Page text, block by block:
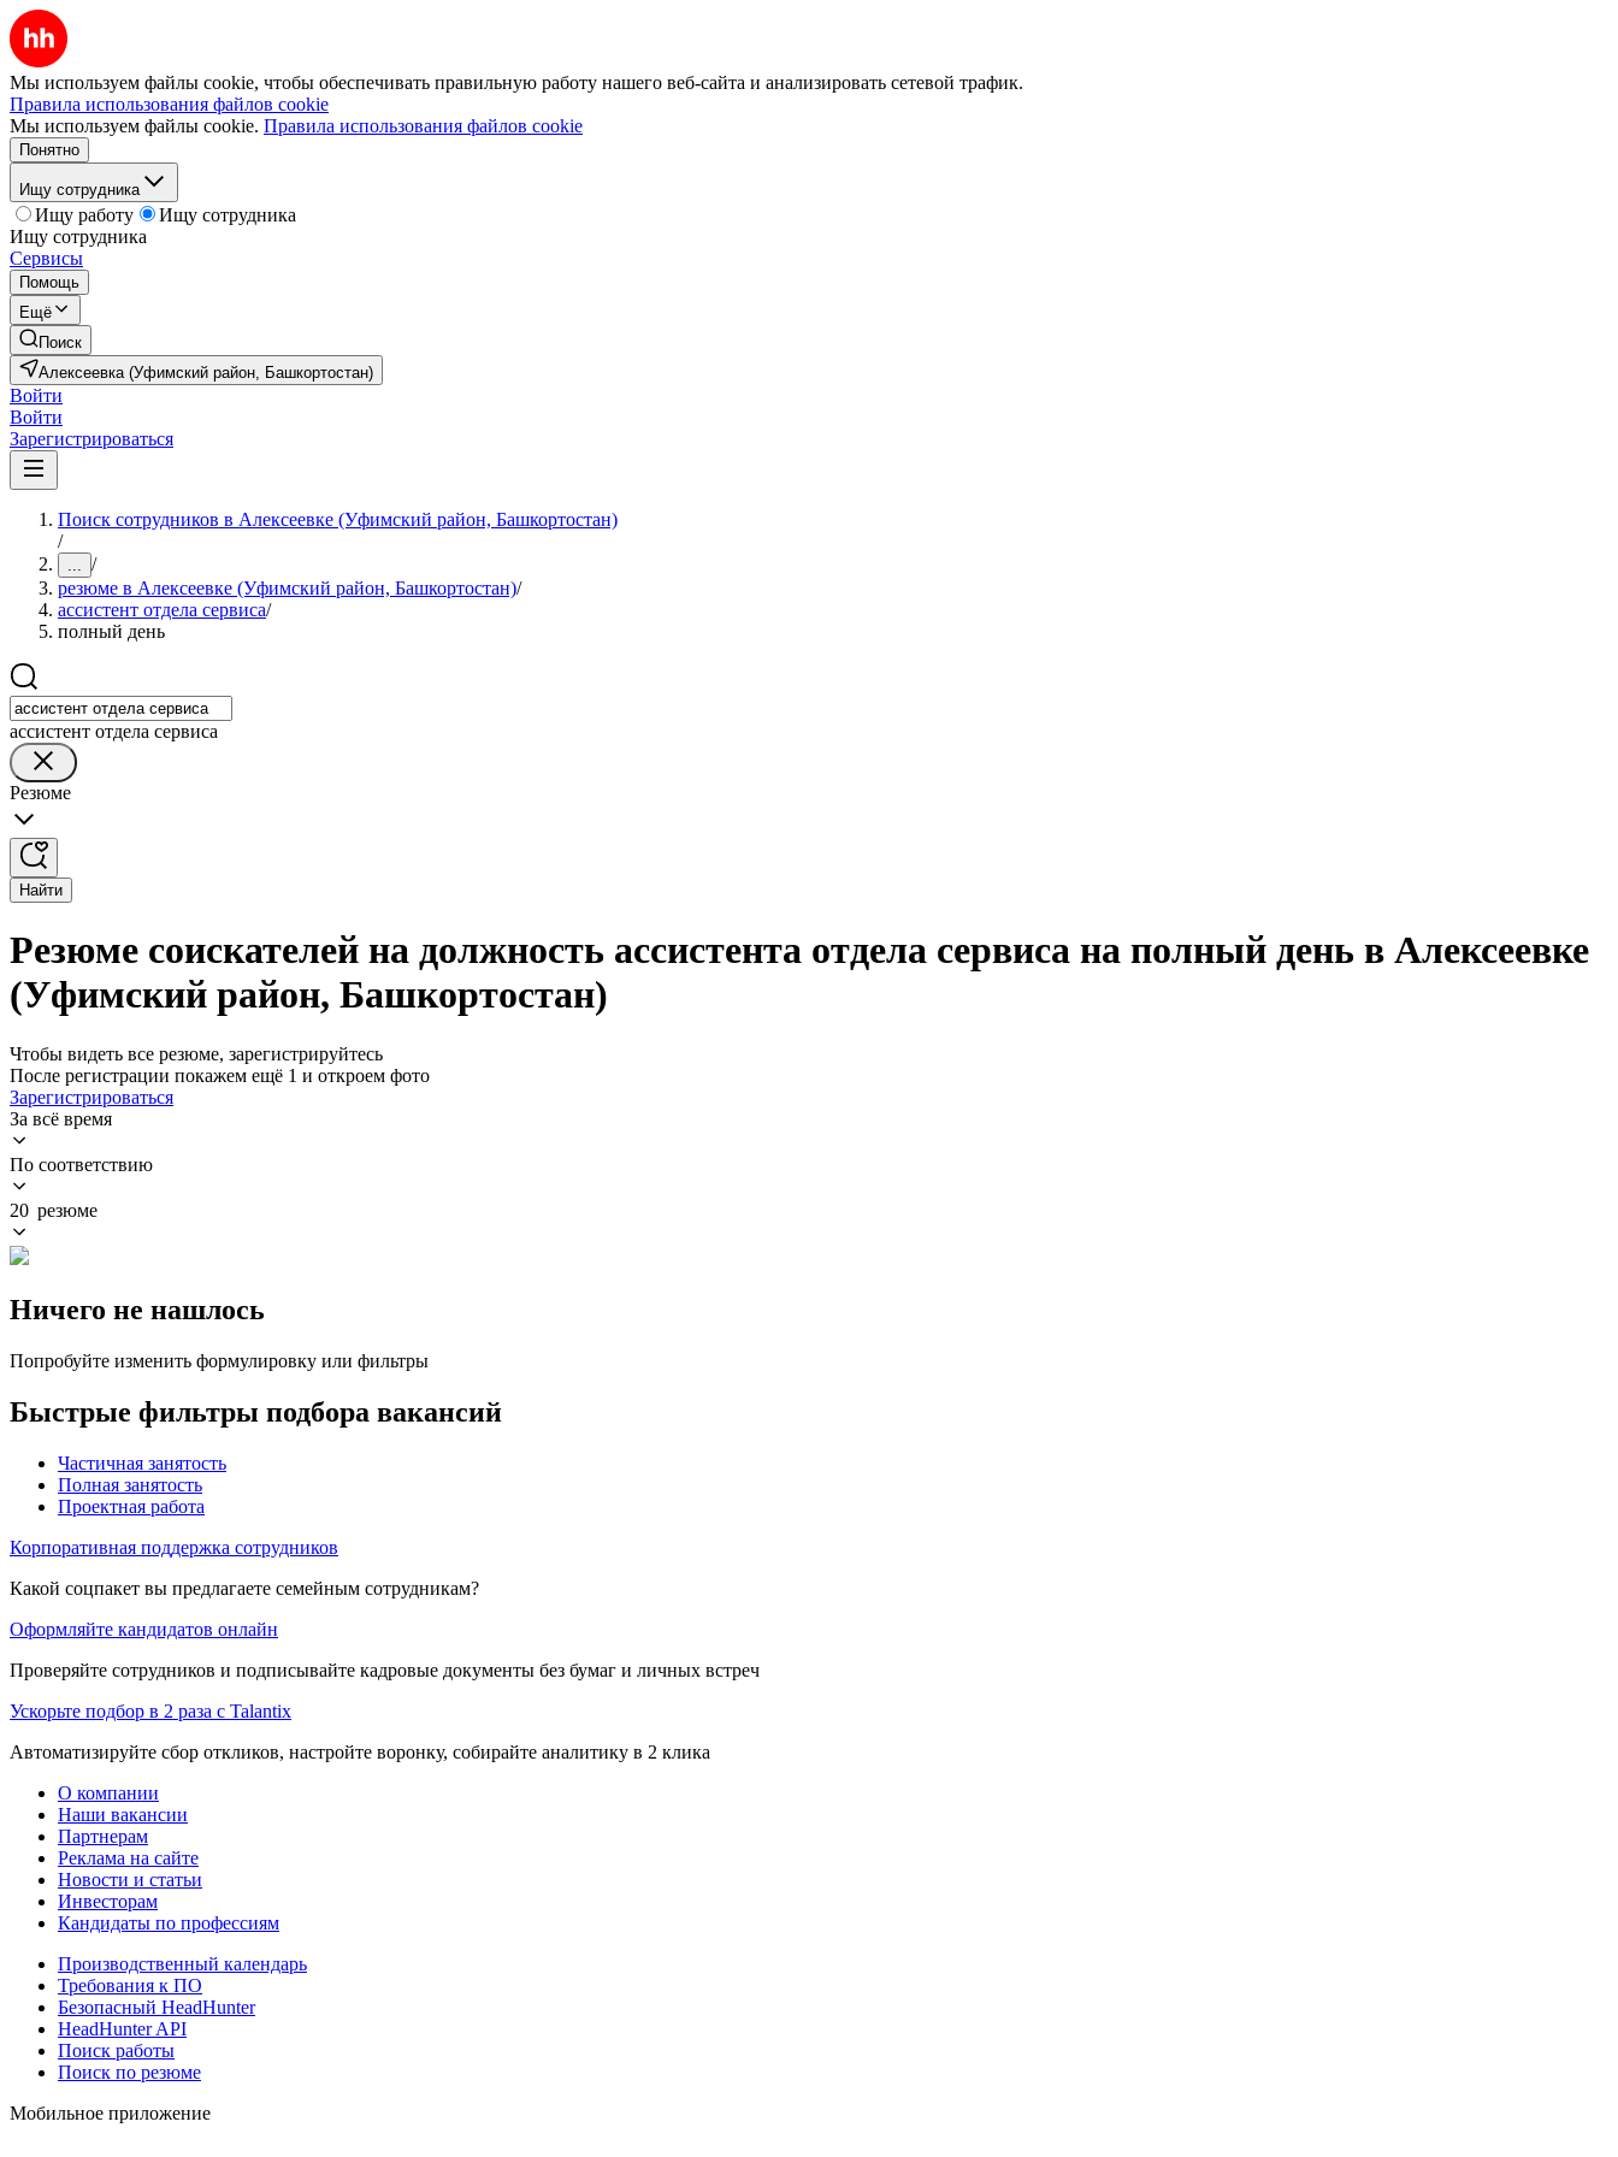
Мы используем файлы cookie, чтобы обеспечивать правильную работу нашего веб-сайта и анализировать сетевой трафик.
Правила использования файлов cookie
Мы используем файлы cookie. Правила использования файлов cookie
Понятно
Ищу сотрудника
Ищу работу
Ищу сотрудника
Ищу сотрудника
Сервисы
Помощь
Ещё
Поиск
Алексеевка (Уфимский район, Башкортостан)
Войти
Войти
Зарегистрироваться
Поиск сотрудников в Алексеевке (Уфимский район, Башкортостан)
/
... /
резюме в Алексеевке (Уфимский район, Башкортостан)/
ассистент отдела сервиса/
полный день
ассистент отдела сервиса
Резюме
Найти
Резюме соискателей на должность ассистента отдела сервиса на полный день в Алексеевке
(Уфимский район, Башкортостан)
Чтобы видеть все резюме, зарегистрируйтесь
После регистрации покажем ещё 1 и откроем фото
Зарегистрироваться
За всё время
По соответствию
20 резюме
Ничего не нашлось
Попробуйте изменить формулировку или фильтры
Быстрые фильтры подбора вакансий
Частичная занятость
Полная занятость
Проектная работа
Корпоративная поддержка сотрудников
Какой соцпакет вы предлагаете семейным сотрудникам?
Оформляйте кандидатов онлайн
Проверяйте сотрудников и подписывайте кадровые документы без бумаг и личных встреч
Ускорьте подбор в 2 раза с Talantix
Автоматизируйте сбор откликов, настройте воронку, собирайте аналитику в 2 клика
О компании
Наши вакансии
Партнерам
Реклама на сайте
Новости и статьи
Инвесторам
Кандидаты по профессиям
Производственный календарь
Требования к ПО
Безопасный HeadHunter
HeadHunter API
Поиск работы
Поиск по резюме
Мобильное приложение